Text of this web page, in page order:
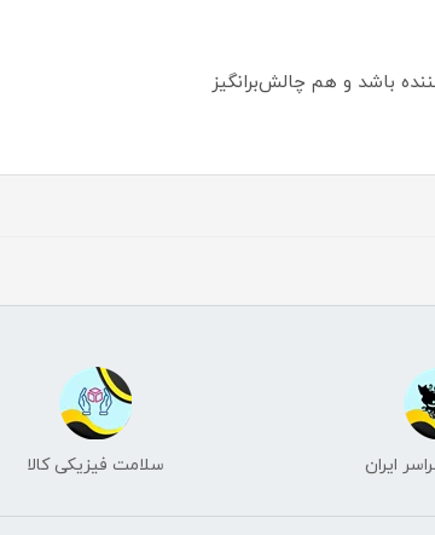
باشد و هم چالش‌برانگیز
ایران سلامت فیزیکی کالا